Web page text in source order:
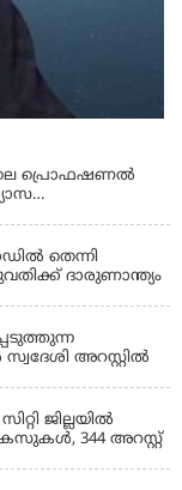
തെന്നി
ദാരുണാന്ത്യം
സ്വദേശി അറസ്റ്റിൽ
ജില്ലയിൽ
344 അറസ്റ്റ്